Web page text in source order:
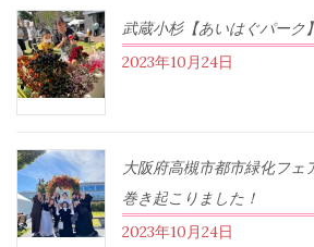
武蔵小杉【あいはぐパーク
2023年10月24日
大阪府高槻市都市緑化フェ
巻き起こりました！
2023年10月24日